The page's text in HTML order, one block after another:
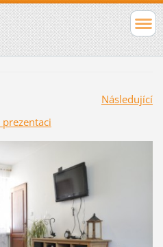
Následující